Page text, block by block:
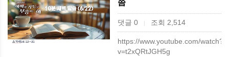
씀
댓글 0 | 조회 2,514
https://www.youtube.com/watch?
v=t2xQRtJGH5g